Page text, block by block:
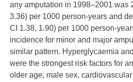
any amputation in 1998–2001 was
3.36) per 1000 person-years and
CI 1.38, 1.90) per 1000 person-
incidence for minor and major
similar pattern. Hyperglycaemia
were the strongest risk factors for
older age, male sex,